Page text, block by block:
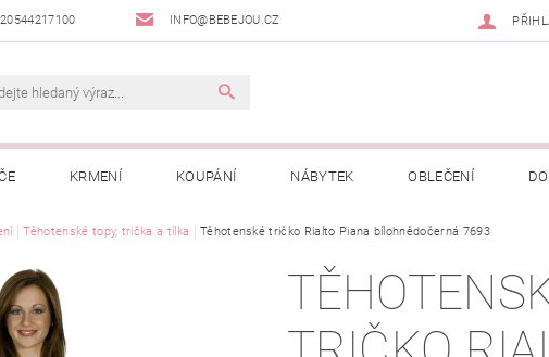
INFO@BEBEJOU.CZ
KRMENÍ KOUPÁNÍ NÁBYTEK OBLEČENÍ
SPRÁVNĚ ÚRČIT VELIKOST JAK KOUPIT KOLEKCI Z BÉBÉ-JOU
INFORMACE O ZPRACOVÁNÍ OSOBNÍCH ÚDAJŮ NAPIŠTE NÁM
ODSTOUPENÍ OD SMLOUVY MOJE OBJEDNÁVKA
Těhotenské topy, trička a tílka Těhotenské tričko Rialto Piana bílohnědočerná 7693